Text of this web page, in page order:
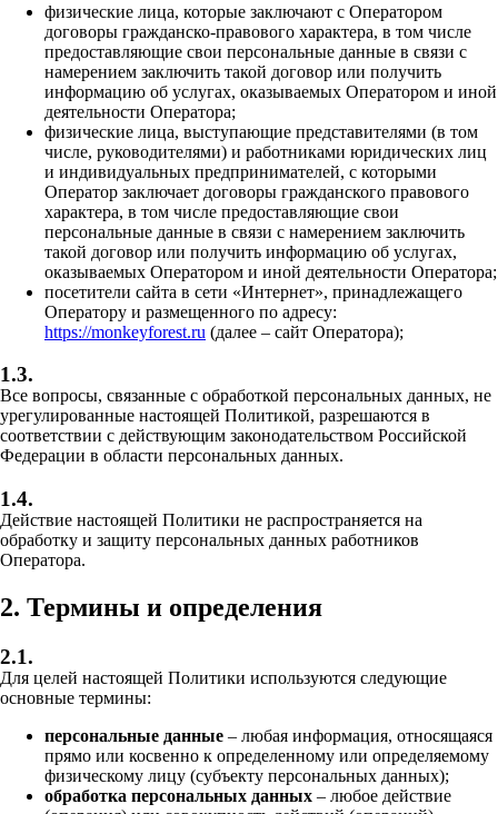
физические лица, которые заключают с Оператором
договоры гражданско-правового характера, в том числе
предоставляющие свои персональные данные в связи с
намерением заключить такой договор или получить
информацию об услугах, оказываемых Оператором и иной
деятельности Оператора;
физические лица, выступающие представителями (в том
числе, руководителями) и работниками юридических лиц
и индивидуальных предпринимателей, с которыми
Оператор заключает договоры гражданского правового
характера, в том числе предоставляющие свои
персональные данные в связи с намерением заключить
такой договор или получить информацию об услугах,
оказываемых Оператором и иной деятельности Оператора;
посетители сайта в сети «Интернет», принадлежащего
Оператору и размещенного по адресу:
https://monkeyforest.ru (далее – сайт Оператора);
1.3.
Все вопросы, связанные с обработкой персональных данных, не
урегулированные настоящей Политикой, разрешаются в
соответствии с действующим законодательством Российской
Федерации в области персональных данных.
1.4.
Действие настоящей Политики не распространяется на
обработку и защиту персональных данных работников
Оператора.
2. Термины и определения
2.1.
Для целей настоящей Политики используются следующие
основные термины:
персональные данные – любая информация, относящаяся
прямо или косвенно к определенному или определяемому
физическому лицу (субъекту персональных данных);
обработка персональных данных – любое действие